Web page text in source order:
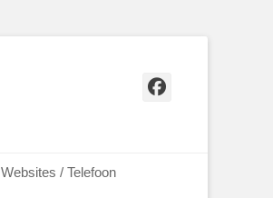
Facebook
Websites / Telefoon